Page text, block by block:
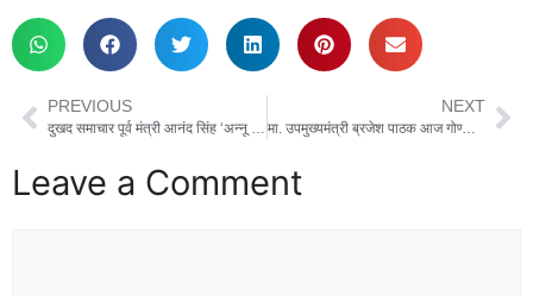
c
e
b
o
o
st
o
d
o
n
ail ar
e
PREVIOUS
दुखद समाचार पूर्व मंत्री आनंद सिंह ‘अन्नू भैया’ नहीं रहे — लखनऊ आवास पर हुआ निधन
NEXT
मा. उपमुख्यमंत्री ब्रजेश पाठक आज गोण्डा दौरे पर, स्वास्थ्य सेवाओं का लेंगे जायजा
Leave a Comment